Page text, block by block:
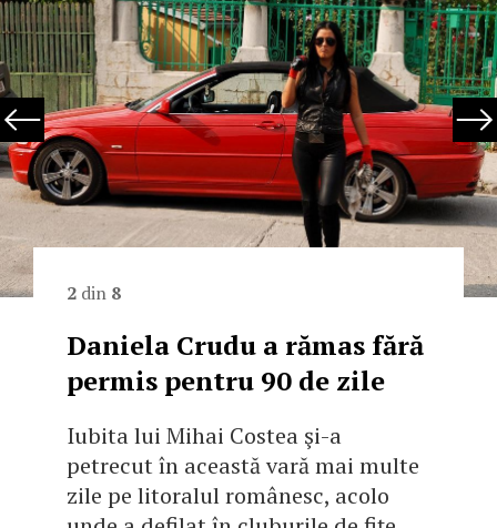
2 din 8
Daniela Crudu a rămas fără
permis pentru 90 de zile
Iubita lui Mihai Costea şi-a
petrecut în această vară mai multe
zile pe litoralul românesc, acolo